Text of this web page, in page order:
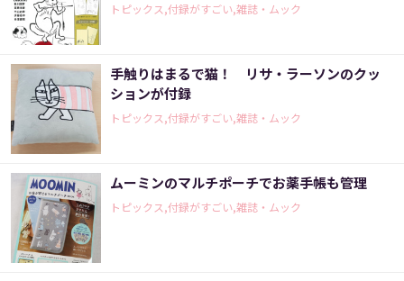
トピックス,付録がすごい,雑誌・ムック
手触りはまるで猫！ リサ・ラーソンのクッ
ションが付録
トピックス,付録がすごい,雑誌・ムック
ムーミンのマルチポーチでお薬手帳も管理
トピックス,付録がすごい,雑誌・ムック